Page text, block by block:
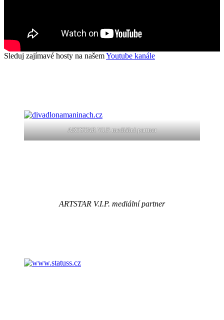
Sleduj zajímavé hosty na našemYoutube kanále
ARTSTAR V.I.P. mediální partner
ARTSTAR V.I.P. mediální partner